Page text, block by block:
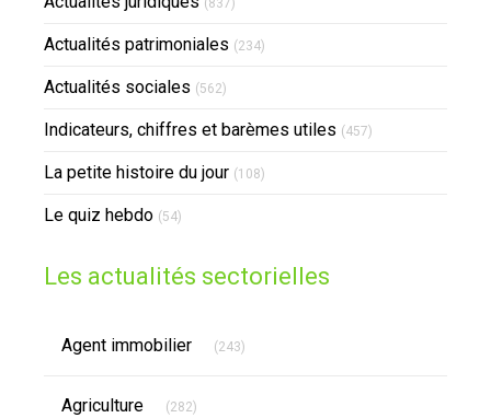
Actualités patrimoniales (234)
Actualités sociales (562)
Indicateurs, chiffres et barèmes utiles (457)
La petite histoire du jour (108)
Le quiz hebdo (54)
Les actualités sectorielles
Agent immobilier (243)
Agriculture (282)